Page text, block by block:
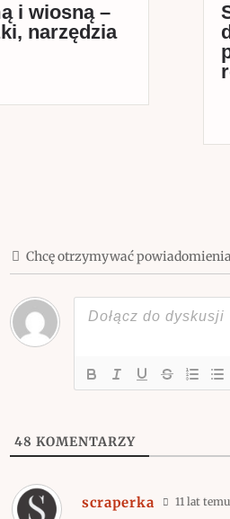
i wiosną –
narzędzia
Chcę otrzymywać powiadomienia
48 KOMENTARZY
scraperka 11 lat temu